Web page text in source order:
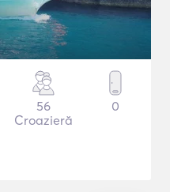
56
Croazieră
0